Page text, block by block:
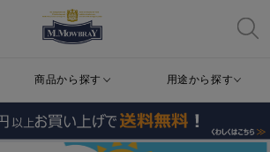
商品から探す 用途から探す